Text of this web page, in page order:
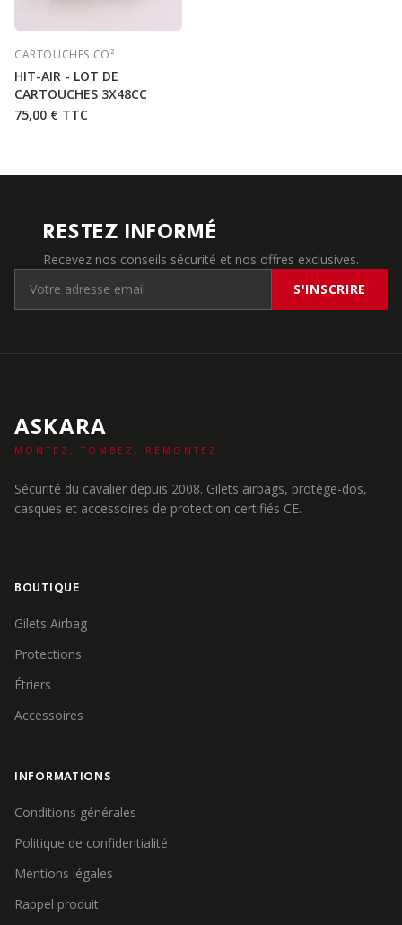
CARTOUCHES CO²
HIT-AIR - LOT DE
CARTOUCHES 3X48CC
75,00 € TTC
RESTEZ INFORMÉ
Recevez nos conseils sécurité et nos offres exclusives.
S'INSCRIRE
ASKARA
MONTEZ, TOMBEZ, REMONTEZ.
Sécurité du cavalier depuis 2008. Gilets airbags, protège-dos,
casques et accessoires de protection certifiés CE.
BOUTIQUE
Gilets Airbag
Protections
Étriers
Accessoires
INFORMATIONS
Conditions générales
Politique de confidentialité
Mentions légales
Rappel produit